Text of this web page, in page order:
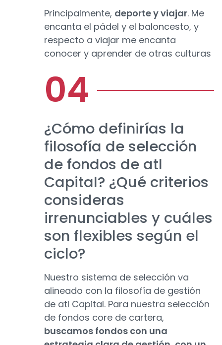
Principalmente, deporte y viajar. Me
encanta el pádel y el baloncesto, y
respecto a viajar me encanta
conocer y aprender de otras culturas
¿Cómo definirías la
filosofía de selección
de fondos de atl
Capital? ¿Qué criterios
consideras
irrenunciables y cuáles
son flexibles según el
ciclo?
Nuestro sistema de selección va
alineado con la filosofía de gestión
de atl Capital. Para nuestra selección
de fondos core de cartera,
buscamos fondos con una